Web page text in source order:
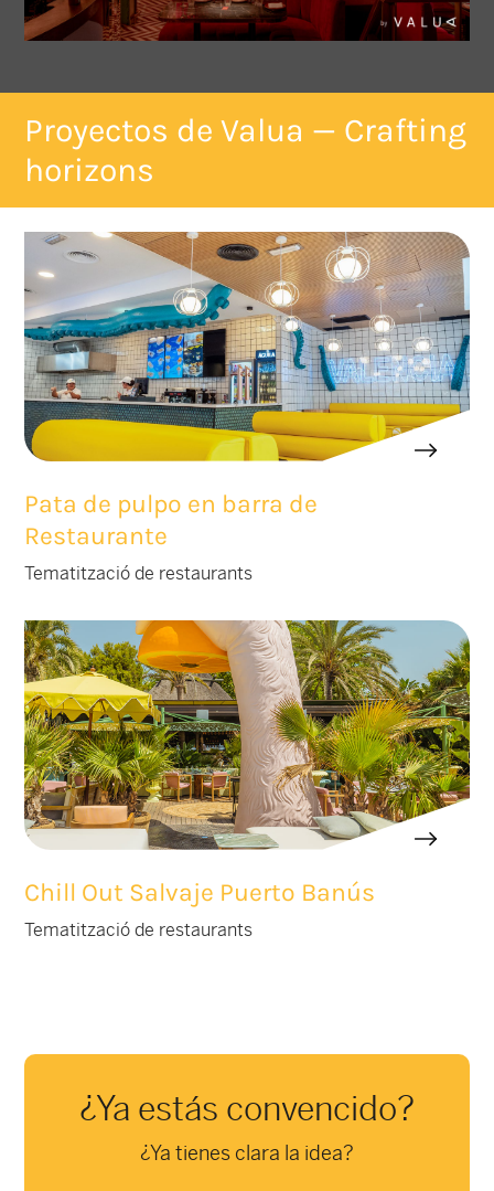
Proyectos de Valua — Crafting
horizons
Pata de pulpo en barra de
Restaurante
Tematització de restaurants
Chill Out Salvaje Puerto Banús
Tematització de restaurants
¿Ya estás convencido?
¿Ya tienes clara la idea?